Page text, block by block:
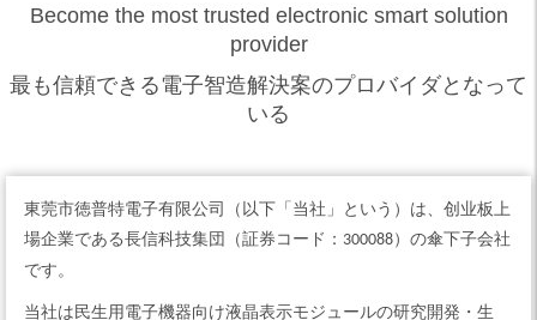
Become the most trusted electronic smart solution
provider
最も信頼できる電子智造解決案のプロバイダとなって
いる
東莞市徳普特電子有限公司（以下「当社」という）は、创业板上
場企業である長信科技集団（証券コード： 300088）の傘下子会社
です。
当社は民生用電子機器向け液晶表示モジュールの研究開発・生